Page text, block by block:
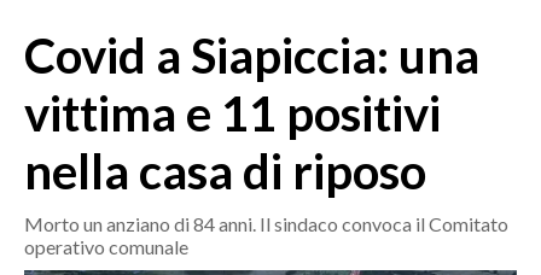
SASSARI E PROVINCIA
GALLURA
OGLIASTRA
Covid a Siapiccia: una
vittima e 11 positivi
nella casa di riposo
Morto un anziano di 84 anni. Il sindaco convoca il Comitato
operativo comunale